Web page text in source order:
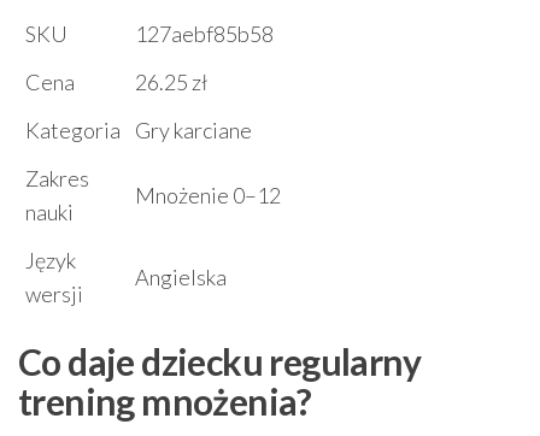
SKU
127aebf85b58
Cena
26.25 zł
Kategoria
Gry karciane
Zakres
nauki
Mnożenie 0–12
Język
wersji
Angielska
Co daje dziecku regularny
trening mnożenia?